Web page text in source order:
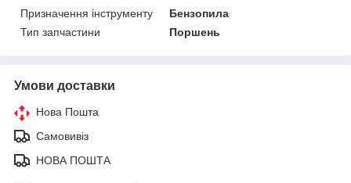
Призначення інструменту
Бензопила
Тип запчастини
Поршень
Умови доставки
Нова Пошта
Самовивіз
НОВА ПОШТА